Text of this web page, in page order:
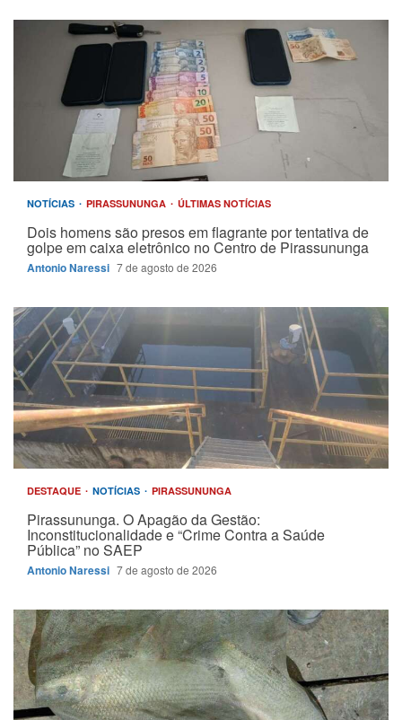
NOTÍCIAS PIRASSUNUNGA ÚLTIMAS NOTÍCIAS
Dois homens são presos em flagrante por tentativa de
golpe em caixa eletrônico no Centro de Pirassununga
Antonio Naressi 7 de agosto de 2026
DESTAQUE NOTÍCIAS PIRASSUNUNGA
Pirassununga. O Apagão da Gestão:
Inconstitucionalidade e “Crime Contra a Saúde
Pública” no SAEP
Antonio Naressi 7 de agosto de 2026